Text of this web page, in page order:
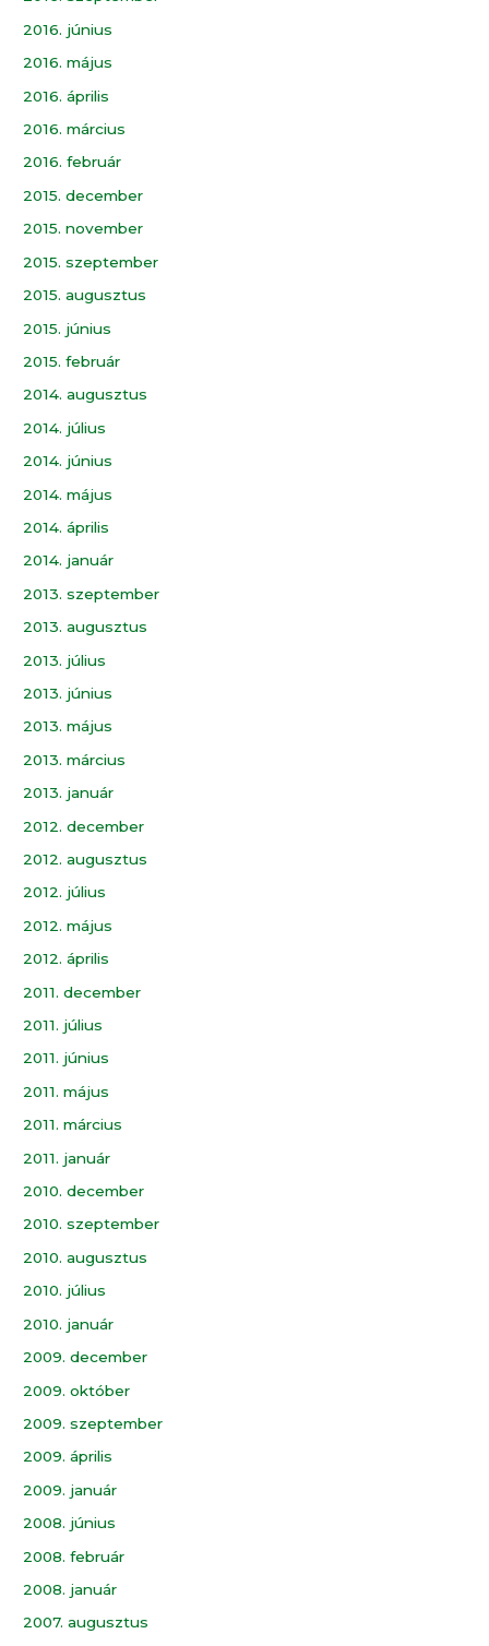
2016. június
2016. május
2016. április
2016. március
2016. február
2015. december
2015. november
2015. szeptember
2015. augusztus
2015. június
2015. február
2014. augusztus
2014. július
2014. június
2014. május
2014. április
2014. január
2013. szeptember
2013. augusztus
2013. július
2013. június
2013. május
2013. március
2013. január
2012. december
2012. augusztus
2012. július
2012. május
2012. április
2011. december
2011. július
2011. június
2011. május
2011. március
2011. január
2010. december
2010. szeptember
2010. augusztus
2010. július
2010. január
2009. december
2009. október
2009. szeptember
2009. április
2009. január
2008. június
2008. február
2008. január
2007. augusztus